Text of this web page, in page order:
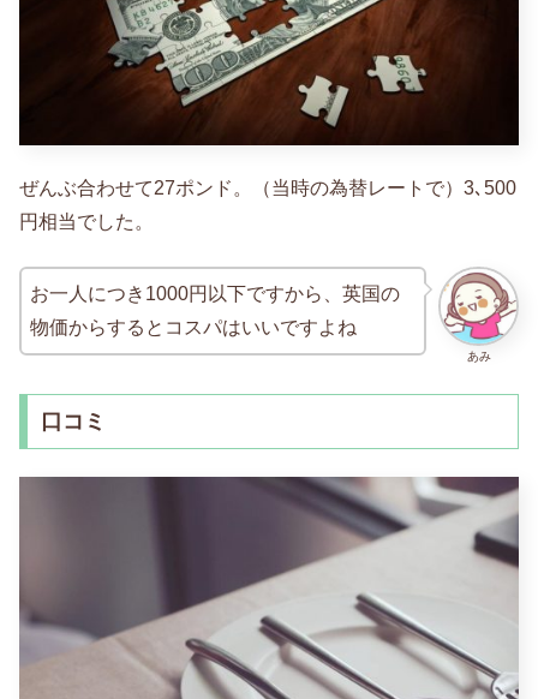
ぜんぶ合わせて27ポンド。（当時の為替レートで）3､500
円相当でした。
あみ
お一人につき1000円以下ですから、英国の
物価からするとコスパはいいですよね
口コミ